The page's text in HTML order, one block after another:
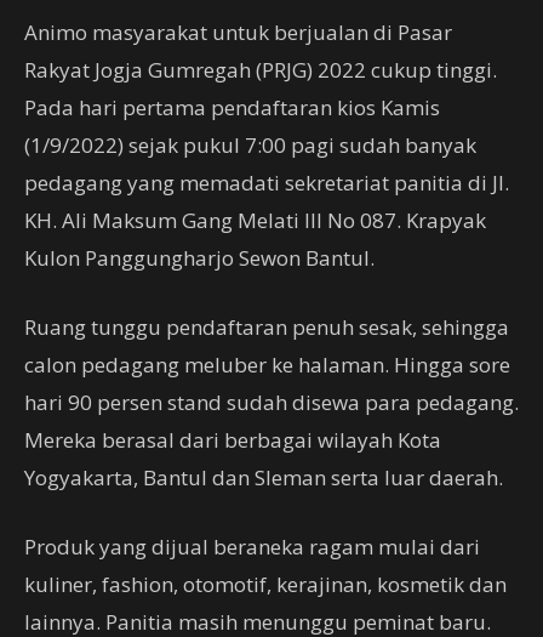
Animo masyarakat untuk berjualan di Pasar
Rakyat Jogja Gumregah (PRJG) 2022 cukup tinggi.
Pada hari pertama pendaftaran kios Kamis
(1/9/2022) sejak pukul 7:00 pagi sudah banyak
pedagang yang memadati sekretariat panitia di Jl.
KH. Ali Maksum Gang Melati lll No 087. Krapyak
Kulon Panggungharjo Sewon Bantul.
Ruang tunggu pendaftaran penuh sesak, sehingga
calon pedagang meluber ke halaman. Hingga sore
hari 90 persen stand sudah disewa para pedagang.
Mereka berasal dari berbagai wilayah Kota
Yogyakarta, Bantul dan Sleman serta luar daerah.
Produk yang dijual beraneka ragam mulai dari
kuliner, fashion, otomotif, kerajinan, kosmetik dan
lainnya. Panitia masih menunggu peminat baru.